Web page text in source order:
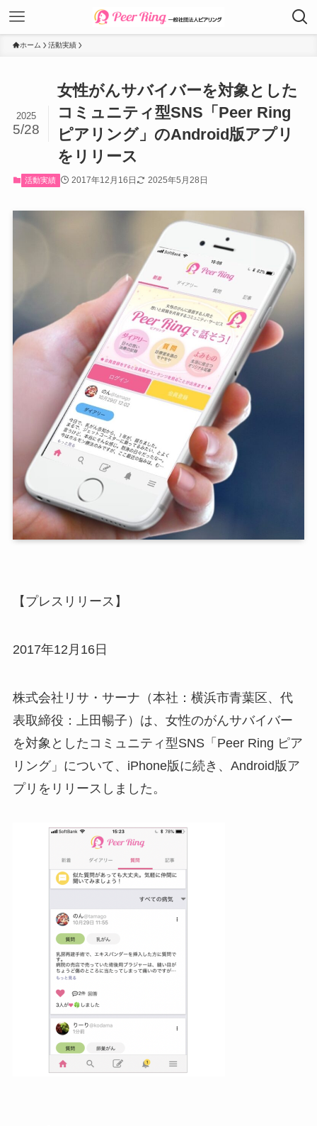
ホーム 活動実績
女性がんサバイバーを対象とした
コミュニティ型SNS「Peer Ring
ピアリング」のAndroid版アプリ
をリリース
2025
5/28
活動実績 2017年12月16日 2025年5月28日
【プレスリリース】
2017年12月16日
株式会社リサ・サーナ（本社：横浜市青葉区、代
表取締役：上田暢子）は、女性のがんサバイバー
を対象としたコミュニティ型SNS「Peer Ring ピア
リング」について、iPhone版に続き、Android版ア
プリをリリースしました。